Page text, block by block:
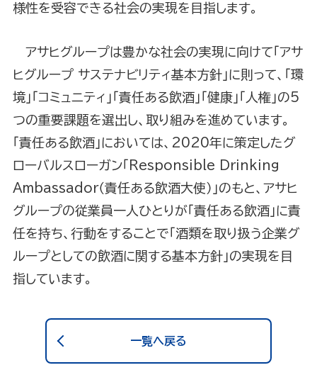
様性を受容できる社会の実現を目指します。
アサヒグループは豊かな社会の実現に向けて「アサ
ヒグループ サステナビリティ基本方針」に則って、「環
境」「コミュニティ」「責任ある飲酒」「健康」「人権」の5
つの重要課題を選出し、取り組みを進めています。
「責任ある飲酒」においては、2020年に策定したグ
ローバルスローガン「Responsible Drinking
Ambassador（責任ある飲酒大使）」のもと、アサヒ
グループの従業員一人ひとりが「責任ある飲酒」に責
任を持ち、行動をすることで「酒類を取り扱う企業グ
ループとしての飲酒に関する基本方針」の実現を目
指しています。
一覧へ戻る